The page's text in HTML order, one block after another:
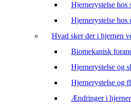
Hjernerystelse hos
Hjernerystelse
Hvad sker der i hjernen
Biomekanisk
Hjernerystelse og
Hjernerystelse og
Ændringer i